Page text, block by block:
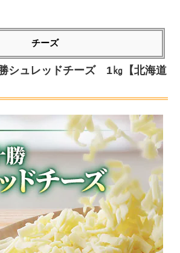
チーズ
シュレッドチーズ 1㎏【北海道